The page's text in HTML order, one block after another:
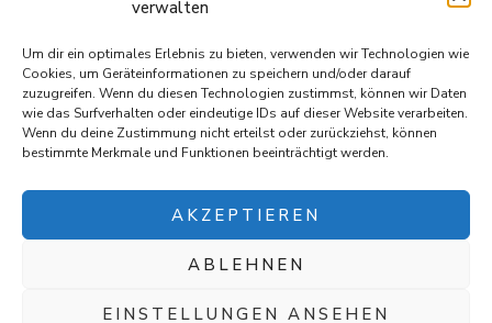
verwalten
Um dir ein optimales Erlebnis zu bieten, verwenden wir Technologien wie
Cookies, um Geräteinformationen zu speichern und/oder darauf
zuzugreifen. Wenn du diesen Technologien zustimmst, können wir Daten
wie das Surfverhalten oder eindeutige IDs auf dieser Website verarbeiten.
Wenn du deine Zustimmung nicht erteilst oder zurückziehst, können
bestimmte Merkmale und Funktionen beeinträchtigt werden.
AKZEPTIEREN
ABLEHNEN
EINSTELLUNGEN ANSEHEN
Markus Willi Ebert
97711 Maßbach
+49 172 85 64 937
Hundefreundeinbayern@web.de
Hundefreunde in Bayern e.V. – und verwöhnt eure Fellnasen!